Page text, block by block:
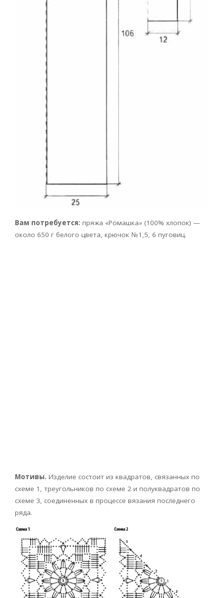
Вам потребуется: пряжа «Ромашка» (100% хлопок) —
около 650 г белого цвета, крючок №1,5, 6 пуговиц.
Мотивы. Изделие состоит из квадратов, связанных по
схеме 1, треугольников по схеме 2 и полуквадратов по
схеме 3, соединенных в процессе вязания последнего
ряда.